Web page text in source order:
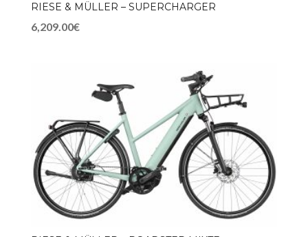
RIESE & MÜLLER – SUPERCHARGER
6,209.00€